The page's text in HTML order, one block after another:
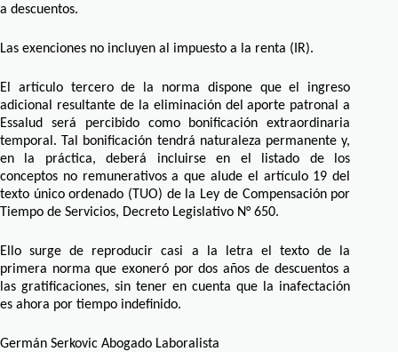
a descuentos.
Las exenciones no incluyen al impuesto a la renta (IR).
El artículo tercero de la norma dispone que el ingreso
adicional resultante de la eliminación del aporte patronal a
Essalud será percibido como bonificación extraordinaria
temporal. Tal bonificación tendrá naturaleza permanente y,
en la práctica, deberá incluirse en el listado de los
conceptos no remunerativos a que alude el artículo 19 del
texto único ordenado (TUO) de la Ley de Compensación por
Tiempo de Servicios, Decreto Legislativo N° 650.
Ello surge de reproducir casi a la letra el texto de la
primera norma que exoneró por dos años de descuentos a
las gratificaciones, sin tener en cuenta que la inafectación
es ahora por tiempo indefinido.
Germán Serkovic Abogado Laboralista